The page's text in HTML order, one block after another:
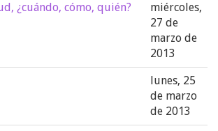
¿cuándo, cómo, quién?
miércoles,
27 de
marzo de
2013
lunes, 25
de marzo
de 2013